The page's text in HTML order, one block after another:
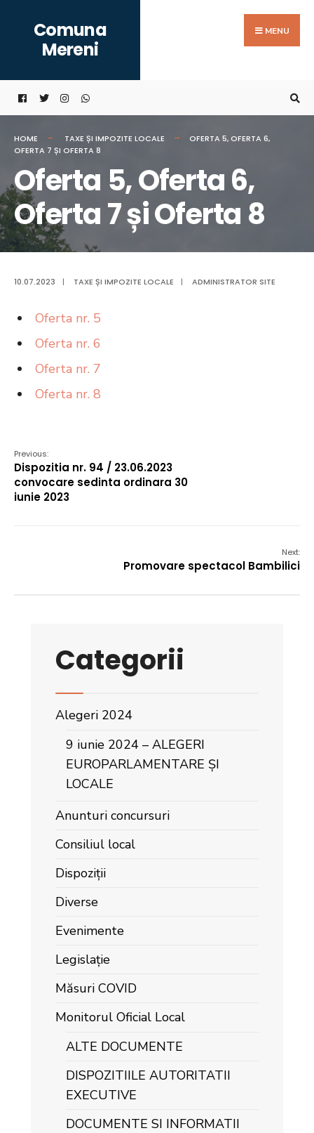
content
Comuna
Mereni
MENU
HOME TAXE ȘI IMPOZITE LOCALE
OFERTA 5, OFERTA 6,
OFERTA 7 ȘI OFERTA 8
Oferta 5, Oferta 6,
Oferta 7 și Oferta 8
10.07.2023 | TAXE ȘI IMPOZITE LOCALE | ADMINISTRATOR SITE
Oferta nr. 5
Oferta nr. 6
Oferta nr. 7
Oferta nr. 8
Previous:
Dispozitia nr. 94 / 23.06.2023
convocare sedinta ordinara 30
iunie 2023
Next:
Promovare spectacol Bambilici
Categorii
Alegeri 2024
9 iunie 2024 – ALEGERI
EUROPARLAMENTARE ȘI
LOCALE
Anunturi concursuri
Consiliul local
Dispoziții
Diverse
Evenimente
Legislație
Măsuri COVID
Monitorul Oficial Local
ALTE DOCUMENTE
DISPOZITIILE AUTORITATII
EXECUTIVE
DOCUMENTE SI INFORMATII
for: